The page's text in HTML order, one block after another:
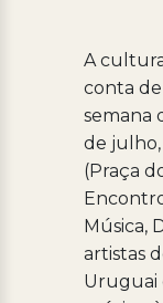
A
conta de
semana
de julho,
(Praça
Música,
artistas
Uruguai